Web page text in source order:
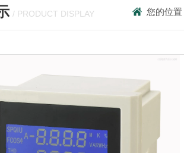
/ PRODUCT DISPLAY 您的位